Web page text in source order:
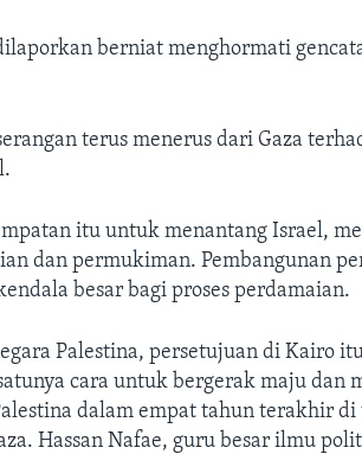
berniat menghormati
terus menerus dari Gaza
itu untuk menantang Israel,
dan permukiman. Pembangunan
besar bagi proses perdamaian.
Palestina, persetujuan di Kairo
cara untuk bergerak maju dan
dalam empat tahun terakhir di
Hassan Nafae, guru besar ilmu